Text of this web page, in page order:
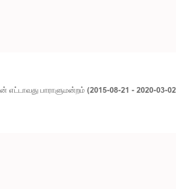
பாராளுமன்றம் (2015-08-21 - 2020-03-